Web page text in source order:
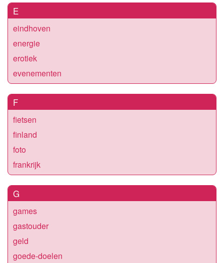
E
eindhoven
energie
erotiek
evenementen
F
fietsen
finland
foto
frankrijk
G
games
gastouder
geld
goede-doelen